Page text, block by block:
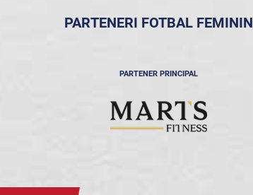
PARTENERI FOTBAL FEMININ
PARTENER PRINCIPAL